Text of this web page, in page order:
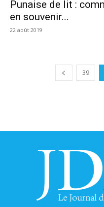
Punaise de lit :
en souvenir...
22 août 2019
39